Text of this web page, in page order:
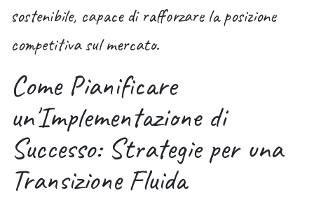
sostenibile, capace di rafforzare la posizione
competitiva sul mercato.
Come Pianificare
un'Implementazione di
Successo: Strategie per una
Transizione Fluida